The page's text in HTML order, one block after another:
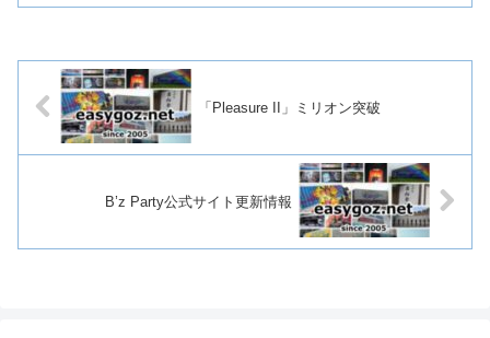
「Pleasure II」ミリオン突破
B’z Party公式サイト更新情報